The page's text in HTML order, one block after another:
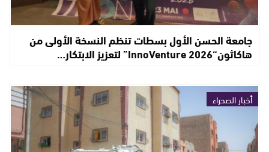
جامعة الحسن الأول بسطات تنظم النسخة الأولى من
هاكاثون“InnoVenture 2026” لتعزيز الابتكار…
أخبار الصحراء